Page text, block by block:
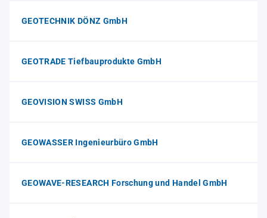
GEOTECHNIK DÖNZ GmbH
GEOTRADE Tiefbauprodukte GmbH
GEOVISION SWISS GmbH
GEOWASSER Ingenieurbüro GmbH
GEOWAVE-RESEARCH Forschung und Handel GmbH